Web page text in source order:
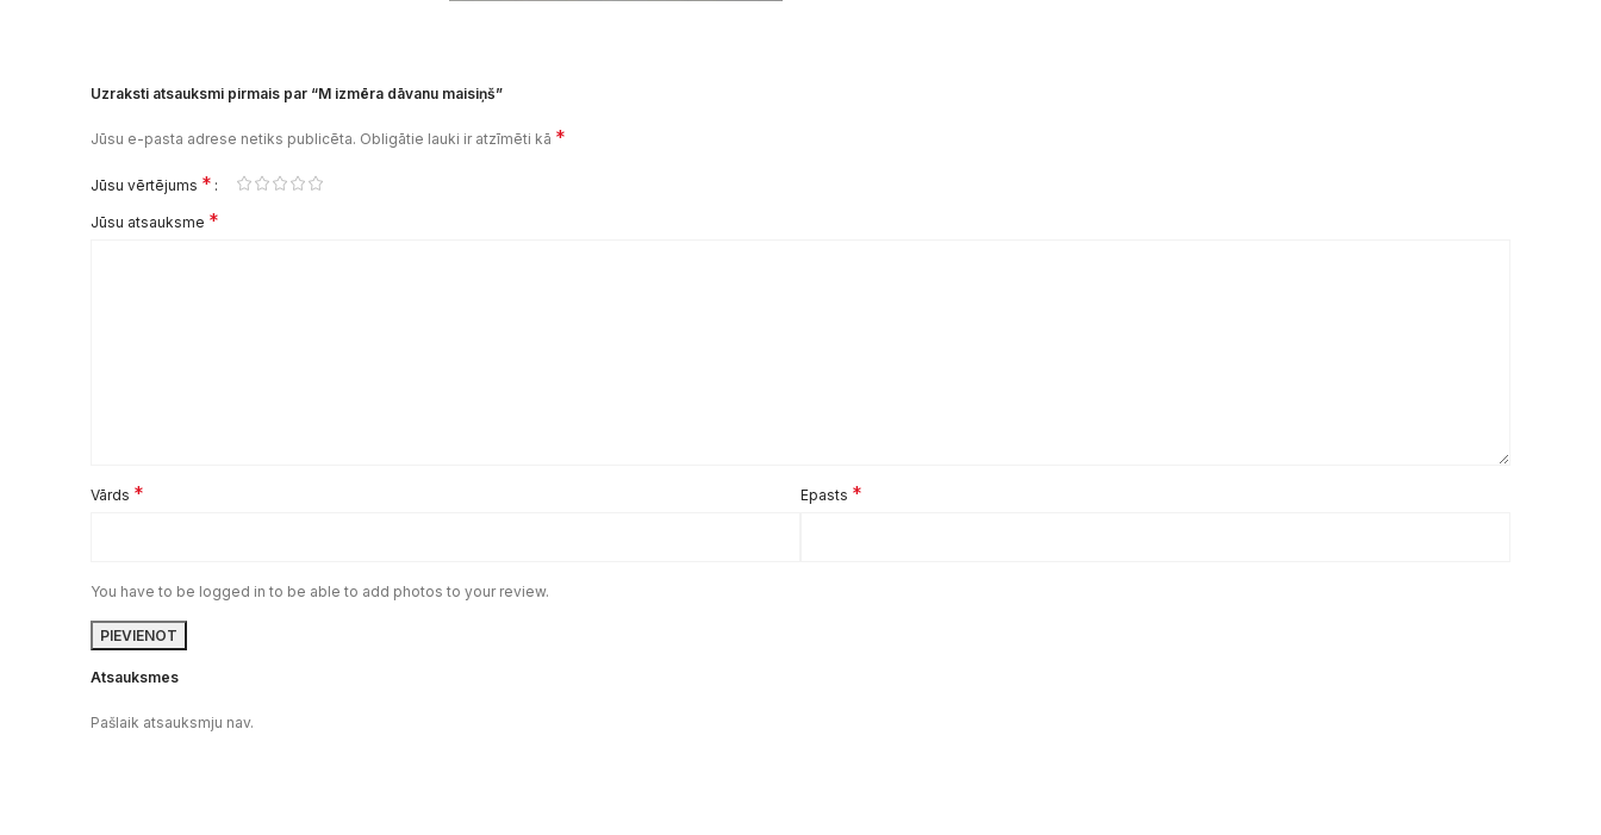
Atsauksmes
Pašlaik atsauksmju nav.
Uzraksti atsauksmi pirmais par “M izmēra dāvanu maisiņš”
Jūsu e-pasta adrese netiks publicēta. Obligātie lauki ir atzīmēti kā *
Jūsu vērtējums *
Jūsu atsauksme *
Vārds * Epasts *
You have to be logged in to be able to add photos to your review.